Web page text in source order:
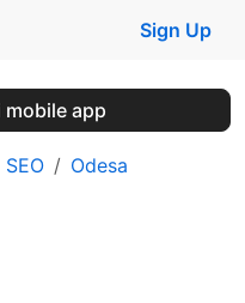
Sign Up
mobile app
SEO Odesa